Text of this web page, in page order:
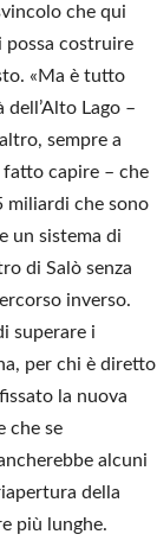
che qui
possa costruire
«Ma è tutto
dell’Alto Lago –
sempre a
fatto capire – che
miliardi che sono
un sistema di
di Salò senza
inverso.
superare i
per chi è diretto
la nuova
che se
alcuni
della
più lunghe.